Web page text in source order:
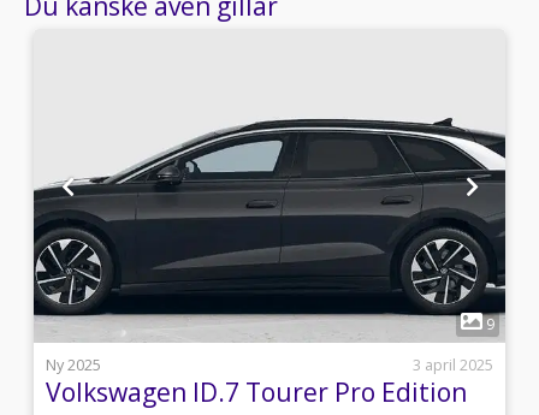
1
9
Ny 2025
3 april 2025
Volkswagen ID.7 Tourer Pro Edition